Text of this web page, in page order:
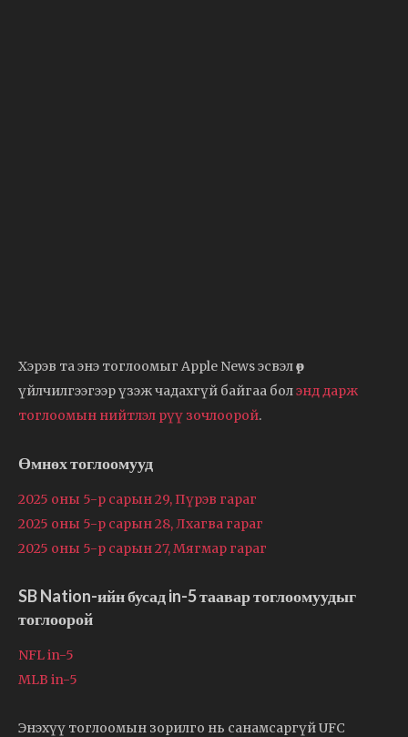
Хэрэв та энэ тоглоомыг Apple News эсвэл өөр
үйлчилгээгээр үзэж чадахгүй байгаа болэнд дарж
тоглоомын нийтлэл рүү зочлоорой.
Өмнөх тоглоомууд
2025 оны 5-р сарын 29, Пүрэв гараг
2025 оны 5-р сарын 28, Лхагва гараг
2025 оны 5-р сарын 27, Мягмар гараг
SB Nation-ийн бусад in-5 таавар тоглоомуудыг
тоглоорой
NFL in-5
MLB in-5
Энэхүү тоглоомын зорилго нь санамсаргүй UFC